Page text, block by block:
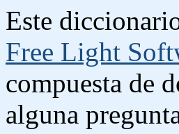
Este
Free Light
compuesta de
alguna